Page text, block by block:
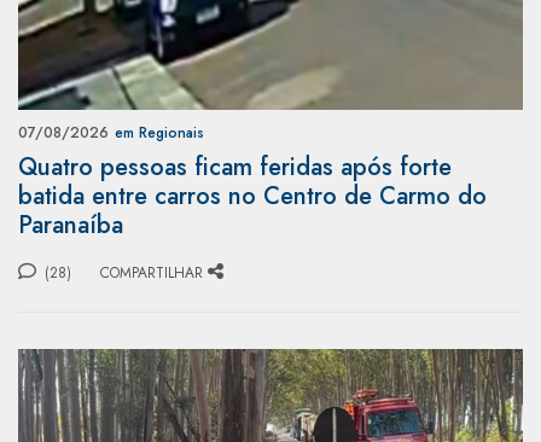
07/08/2026 em Regionais
Quatro pessoas ficam feridas após forte
batida entre carros no Centro de Carmo do
Paranaíba
(28) COMPARTILHAR